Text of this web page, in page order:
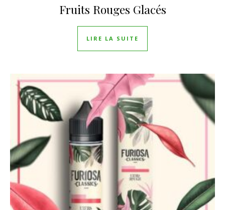
Fruits Rouges Glacés
LIRE LA SUITE